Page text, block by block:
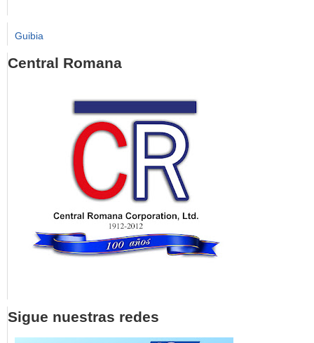
Guibia
Central Romana
Sigue nuestras redes